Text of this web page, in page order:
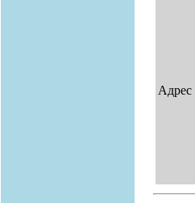
Адрес